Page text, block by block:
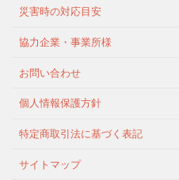
災害時の対応目安
協力企業・事業所様
お問い合わせ
個人情報保護方針
特定商取引法に基づく表記
サイトマップ